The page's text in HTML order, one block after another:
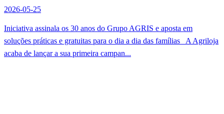
2026-05-25
Iniciativa assinala os 30 anos do Grupo AGRIS e aposta em
soluções práticas e gratuitas para o dia a dia das famílias A Agriloja
acaba de lançar a sua primeira campan...